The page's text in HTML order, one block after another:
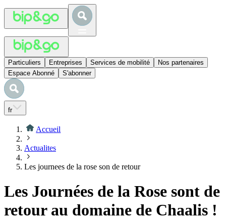
Particuliers Entreprises Services de mobilité
Nos partenaires
Espace Abonné
S'abonner
fr
Accueil
Actualites
Les journees de la rose son de retour
Les Journées de la Rose sont de
retour au domaine de Chaalis !